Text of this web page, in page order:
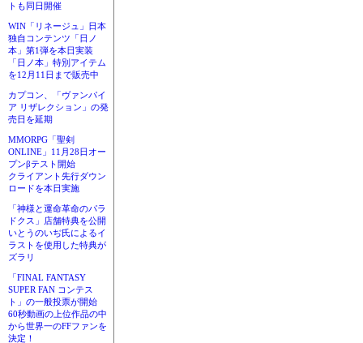
トも同日開催
WIN「リネージュ」日本
独自コンテンツ「日ノ
本」第1弾を本日実装
「日ノ本」特別アイテム
を12月11日まで販売中
カプコン、「ヴァンパイ
ア リザレクション」の発
売日を延期
MMORPG「聖剣
ONLINE」11月28日オー
プンβテスト開始
クライアント先行ダウン
ロードを本日実施
「神様と運命革命のパラ
ドクス」店舗特典を公開
いとうのいぢ氏によるイ
ラストを使用した特典が
ズラリ
「FINAL FANTASY
SUPER FAN コンテス
ト」の一般投票が開始
60秒動画の上位作品の中
から世界一のFFファンを
決定！